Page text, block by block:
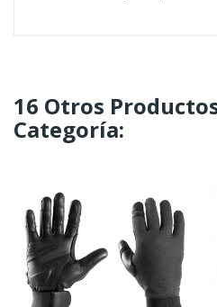
16 Otros
Categoría: